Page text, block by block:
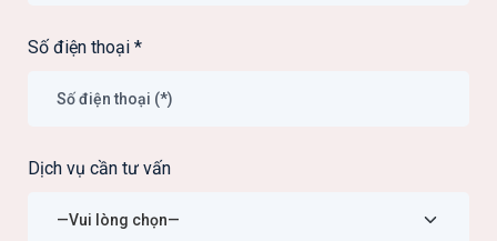
Số điện thoại *
Dịch vụ cần tư vấn